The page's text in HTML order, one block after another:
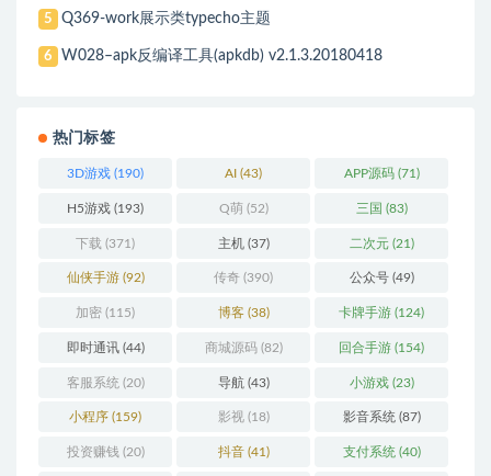
5 Q369-work展示类typecho主题
6 W028–apk反编译工具(apkdb) v2.1.3.20180418
热门标签
3D游戏 (190) AI (43) APP源码(71)
H5游戏 (193) Q萌(52) 三国 (83)
下载 (371) 主机(37) 二次元(21)
仙侠手游(92) 传奇 (390) 公众号(49)
加密 (115) 博客(38) 卡牌手游 (124)
即时通讯(44) 商城源码(82) 回合手游 (154)
客服系统 (20) 导航(43) 小游戏(23)
小程序 (159) 影视(18) 影音系统 (87)
投资赚钱 (20) 抖音(41) 支付系统 (40)